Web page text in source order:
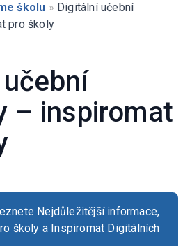
školu » Digitální učební
pro školy
– inspiromat
Nejdůležitější informace,
školy a Inspiromat Digitálních